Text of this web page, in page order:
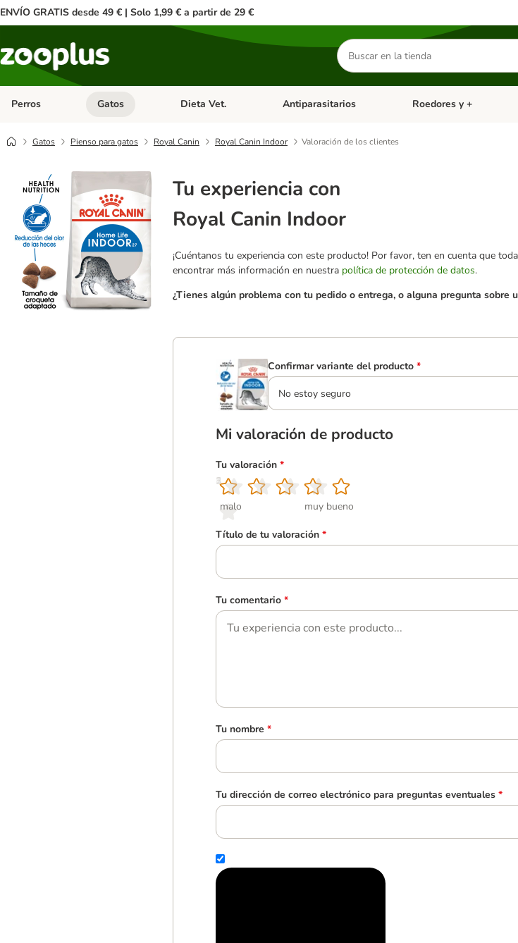
ENVÍO GRATIS desde 49 € | Solo 1,99 € a partir de 29 €
Buscar
productos
Perros Menú de categoria abierto: Perros
Gatos Menú de categoria abierto: Gatos
Dieta Vet. Menú de categoria abierto: Dieta Vet.
Antiparasitarios Menú de categoria
Roedores y +
Gatos Pienso para gatos Royal Canin Royal Canin Indoor Valoración de los clientes
Tu experiencia con
Royal Canin Indoor
¡Cuéntanos tu experiencia con este producto! Por favor, ten en cuenta que
encontrar más información en nuestra política de protección de datos.
¿Tienes algún problema con tu pedido o entrega, o alguna pregunta sobre
Confirmar variante del producto *
No estoy seguro
Mi valoración de producto
Tu valoración *
1
malo
2
3
4
5
muy bueno
Título de tu valoración *
Tu comentario *
Tu nombre *
Tu dirección de correo electrónico para preguntas eventuales *